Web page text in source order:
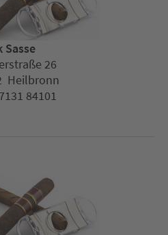
Sasse
26
Heilbronn
84101